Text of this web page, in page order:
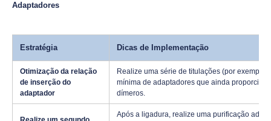
Adaptadores
Estratégia Dicas de Implementação
Otimização da relação
de inserção do
adaptador
Realize uma série de titulações (por
mínima de adaptadores que ainda
dímeros.
Após a ligadura, realize uma purificação